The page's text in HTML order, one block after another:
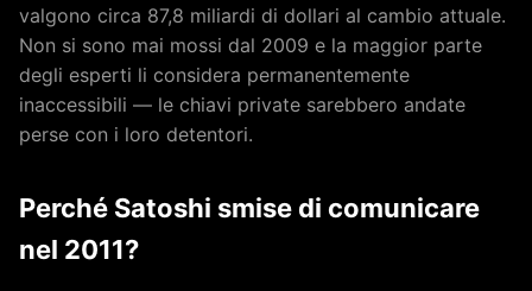
valgono circa 87,8 miliardi di dollari al cambio attuale.
Non si sono mai mossi dal 2009 e la maggior parte
degli esperti li considera permanentemente
inaccessibili — le chiavi private sarebbero andate
perse con i loro detentori.
Perché Satoshi smise di comunicare
nel 2011?